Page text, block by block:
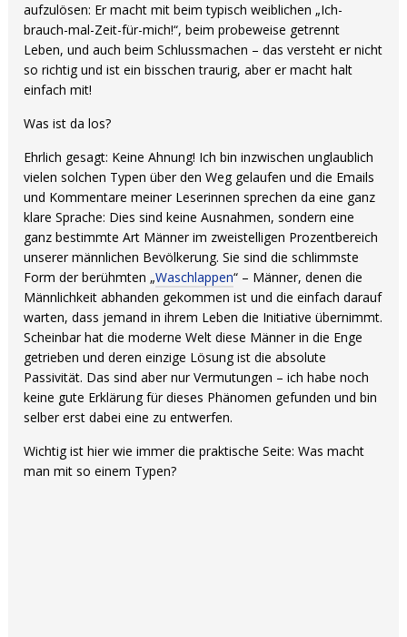
aufzulösen: Er macht mit beim typisch weiblichen „Ich-
brauch-mal-Zeit-für-mich!“, beim probeweise getrennt
Leben, und auch beim Schlussmachen – das versteht er nicht
so richtig und ist ein bisschen traurig, aber er macht halt
einfach mit!
Was ist da los?
Ehrlich gesagt: Keine Ahnung! Ich bin inzwischen unglaublich
vielen solchen Typen über den Weg gelaufen und die Emails
und Kommentare meiner Leserinnen sprechen da eine ganz
klare Sprache: Dies sind keine Ausnahmen, sondern eine
ganz bestimmte Art Männer im zweistelligen Prozentbereich
unserer männlichen Bevölkerung. Sie sind die schlimmste
Form der berühmten „Waschlappen“ – Männer, denen die
Männlichkeit abhanden gekommen ist und die einfach darauf
warten, dass jemand in ihrem Leben die Initiative übernimmt.
Scheinbar hat die moderne Welt diese Männer in die Enge
getrieben und deren einzige Lösung ist die absolute
Passivität. Das sind aber nur Vermutungen – ich habe noch
keine gute Erklärung für dieses Phänomen gefunden und bin
selber erst dabei eine zu entwerfen.
Wichtig ist hier wie immer die praktische Seite: Was macht
man mit so einem Typen?